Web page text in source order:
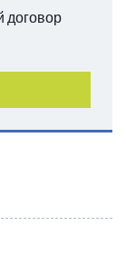
договор